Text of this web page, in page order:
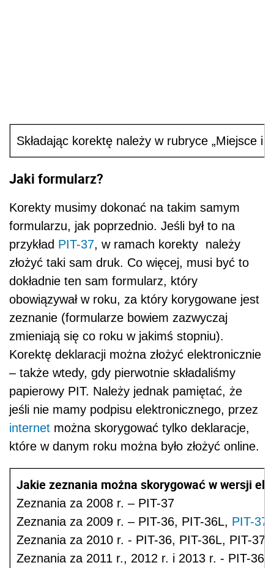
Składając korektę należy w rubryce „Miejsce
Jaki formularz?
Korekty musimy dokonać na takim samym
formularzu, jak poprzednio. Jeśli był to na
przykład PIT-37, w ramach korekty należy
złożyć taki sam druk. Co więcej, musi być to
dokładnie ten sam formularz, który
obowiązywał w roku, za który korygowane jest
zeznanie (formularze bowiem zazwyczaj
zmieniają się co roku w jakimś stopniu).
Korektę deklaracji można złożyć elektronicznie
– także wtedy, gdy pierwotnie składaliśmy
papierowy PIT. Należy jednak pamiętać, że
jeśli nie mamy podpisu elektronicznego, przez
internet można skorygować tylko deklaracje,
które w danym roku można było złożyć online.
Jakie zeznania można skorygować w wersji
Zeznania za 2008 r. – PIT-37
Zeznania za 2009 r. – PIT-36, PIT-36L, PIT-37
Zeznania za 2010 r. - PIT-36, PIT-36L, PIT-
Zeznania za 2011 r., 2012 r. i 2013 r. - PIT-